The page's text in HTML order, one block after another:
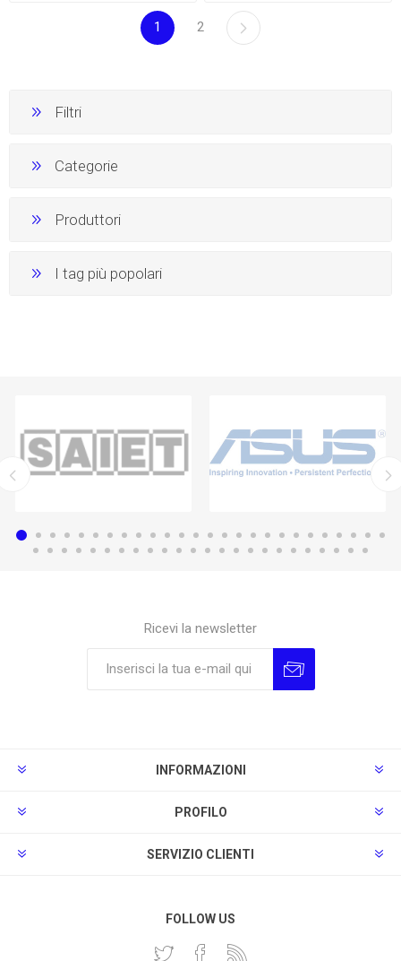
1 2
Filtri
Categorie
Produttori
I tag più popolari
Ricevi la newsletter
INFORMAZIONI
PROFILO
SERVIZIO CLIENTI
FOLLOW US